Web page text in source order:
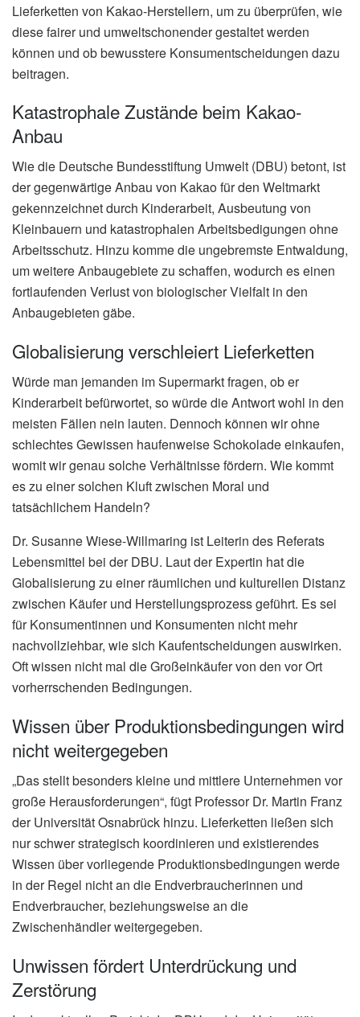
Lieferketten von Kakao-Herstellern, um zu überprüfen, wie
diese fairer und umweltschonender gestaltet werden
können und ob bewusstere Konsumentscheidungen dazu
beitragen.
Katastrophale Zustände beim Kakao-
Anbau
Wie die Deutsche Bundesstiftung Umwelt (DBU) betont, ist
der gegenwärtige Anbau von Kakao für den Weltmarkt
gekennzeichnet durch Kinderarbeit, Ausbeutung von
Kleinbauern und katastrophalen Arbeitsbedigungen ohne
Arbeitsschutz. Hinzu komme die ungebremste Entwaldung,
um weitere Anbaugebiete zu schaffen, wodurch es einen
fortlaufenden Verlust von biologischer Vielfalt in den
Anbaugebieten gäbe.
Globalisierung verschleiert Lieferketten
Würde man jemanden im Supermarkt fragen, ob er
Kinderarbeit befürwortet, so würde die Antwort wohl in den
meisten Fällen nein lauten. Dennoch können wir ohne
schlechtes Gewissen haufenweise Schokolade einkaufen,
womit wir genau solche Verhältnisse fördern. Wie kommt
es zu einer solchen Kluft zwischen Moral und
tatsächlichem Handeln?
Dr. Susanne Wiese-Willmaring ist Leiterin des Referats
Lebensmittel bei der DBU. Laut der Expertin hat die
Globalisierung zu einer räumlichen und kulturellen Distanz
zwischen Käufer und Herstellungsprozess geführt. Es sei
für Konsumentinnen und Konsumenten nicht mehr
nachvollziehbar, wie sich Kaufentscheidungen auswirken.
Oft wissen nicht mal die Großeinkäufer von den vor Ort
vorherrschenden Bedingungen.
Wissen über Produktionsbedingungen wird
nicht weitergegeben
„Das stellt besonders kleine und mittlere Unternehmen vor
große Herausforderungen“, fügt Professor Dr. Martin Franz
der Universität Osnabrück hinzu. Lieferketten ließen sich
nur schwer strategisch koordinieren und existierendes
Wissen über vorliegende Produktionsbedingungen werde
in der Regel nicht an die Endverbraucherinnen und
Endverbraucher, beziehungsweise an die
Zwischenhändler weitergegeben.
Unwissen fördert Unterdrückung und
Zerstörung